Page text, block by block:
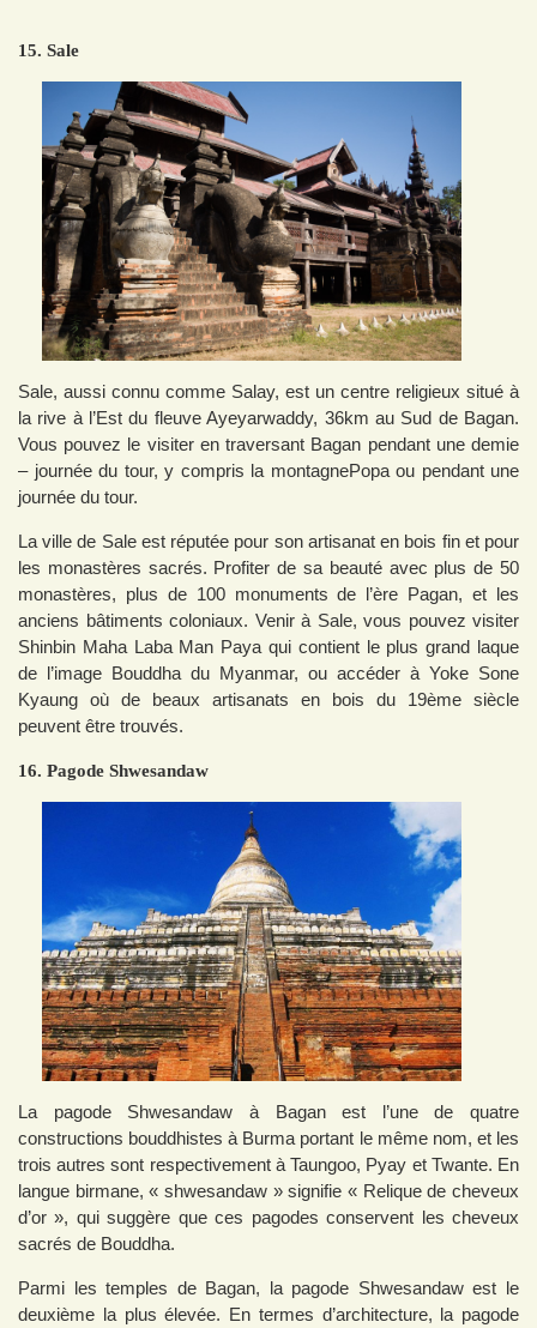
15. Sale
Sale, aussi connu comme Salay, est un centre religieux situé à
la rive à l’Est du fleuve Ayeyarwaddy, 36km au Sud de Bagan.
Vous pouvez le visiter en traversant Bagan pendant une demie
– journée du tour, y compris la montagnePopa ou pendant une
journée du tour.
La ville de Sale est réputée pour son artisanat en bois fin et pour
les monastères sacrés. Profiter de sa beauté avec plus de 50
monastères, plus de 100 monuments de l’ère Pagan, et les
anciens bâtiments coloniaux. Venir à Sale, vous pouvez visiter
Shinbin Maha Laba Man Paya qui contient le plus grand laque
de l’image Bouddha du Myanmar, ou accéder à Yoke Sone
Kyaung où de beaux artisanats en bois du 19ème siècle
peuvent être trouvés.
16. Pagode Shwesandaw
La pagode Shwesandaw à Bagan est l’une de quatre
constructions bouddhistes à Burma portant le même nom, et les
trois autres sont respectivement à Taungoo, Pyay et Twante. En
langue birmane, « shwesandaw » signifie « Relique de cheveux
d’or », qui suggère que ces pagodes conservent les cheveux
sacrés de Bouddha.
Parmi les temples de Bagan, la pagode Shwesandaw est le
deuxième la plus élevée. En termes d’architecture, la pagode